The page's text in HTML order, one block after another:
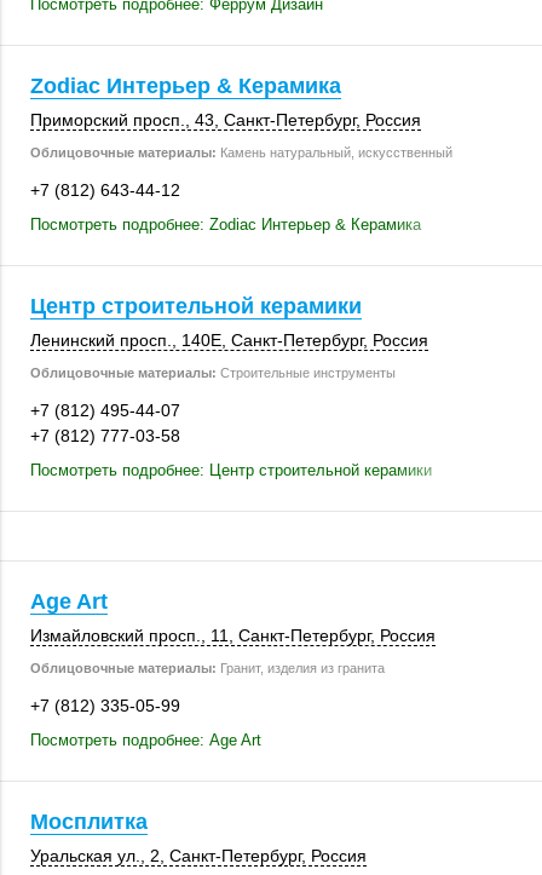
Посмотреть подробнее: Феррум Дизайн
Zodiac Интерьер & Керамика
Приморский просп., 43, Санкт-Петербург, Россия
Облицовочные материалы: Камень натуральный, искусственный
+7 (812) 643-44-12
Посмотреть подробнее: Zodiac Интерьер & Керамика
Центр строительной керамики
Ленинский просп. 140Е Санкт-Петербург, Россия
Облицовочные материалы: Строительные инструменты
+7 (812) 495-44-07
+7 (812) 777-03-58
Посмотреть подробнее: Центр строительной керамики
Age Art
Измайловский просп., 11, Санкт-Петербург, Россия
Облицовочные материалы: Гранит, изделия из гранита
+7 (812) 335-05-99
Посмотреть подробнее: Age Art
Мосплитка
Уральская ул., 2 Санкт-Петербург, Россия